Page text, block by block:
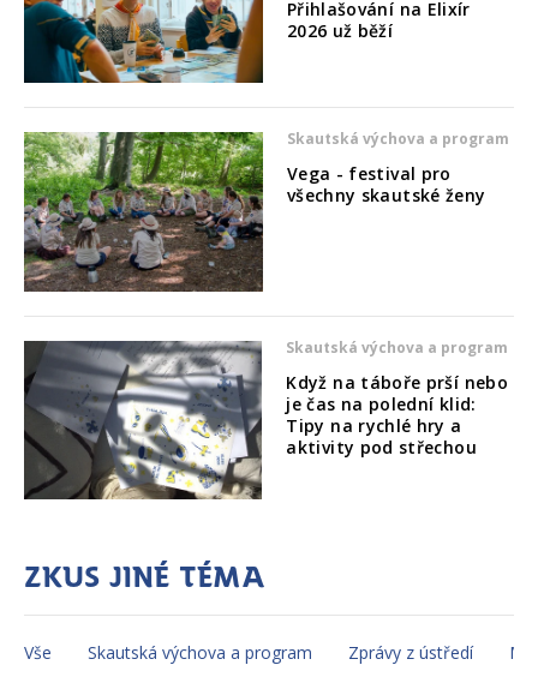
Přihlašování na Elixír
2026 už běží
Skautská výchova a program
Vega - festival pro
všechny skautské ženy
Skautská výchova a program
Když na táboře prší nebo
je čas na polední klid:
Tipy na rychlé hry a
aktivity pod střechou
Zkus jiné téma
Vše Skautská výchova a program Zprávy z ústředí